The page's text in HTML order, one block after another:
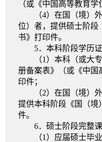
（或《中国高等教育
（4）在 国（境）
位）者，提供硕士阶段
书》打印件。
5．本科阶段学历证
（1 ）本科（或大
册备案表》（或《中国
印件；
（2）在 国（境）
提供本科阶段《国（境
件。
6．硕士阶段完整
（1） 应届硕士毕